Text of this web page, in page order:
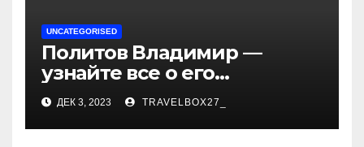
UNCATEGORISED
Политов Владимир —
узнайте все о его
биографии, возрасте и
впечатляющих
достижениях!
ДЕК 3, 2023 TRAVELBOX27_